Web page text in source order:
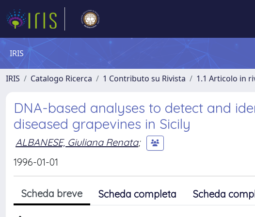
IRIS
IRIS Catalogo Ricerca 1 Contributo su Rivista 1.1 Articolo in
DNA-based analyses to detect and
diseased grapevines in Sicily
ALBANESE, Giuliana Renata;
1996-01-01
Scheda breve Scheda completa Scheda